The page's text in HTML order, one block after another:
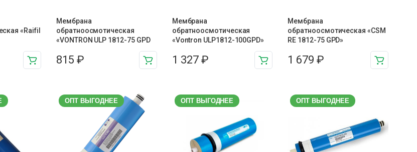
«Raifil
Мембрана
обратноосмотическая
«VONTRON ULP 1812-75 GPD
815₽
Мембрана
обратноосмотическая
«Vontron ULP1812-100GPD»
1 327 ₽
Мембрана
обратноосмотическая «CSM
RE 1812-75 GPD»
1 679₽
ОПТ ВЫГОДНЕЕ ОПТ ВЫГОДНЕЕ ОПТ ВЫГОДНЕЕ